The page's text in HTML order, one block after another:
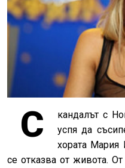
С
кандалът с
успя да
хората Мария
се отказва от живота.